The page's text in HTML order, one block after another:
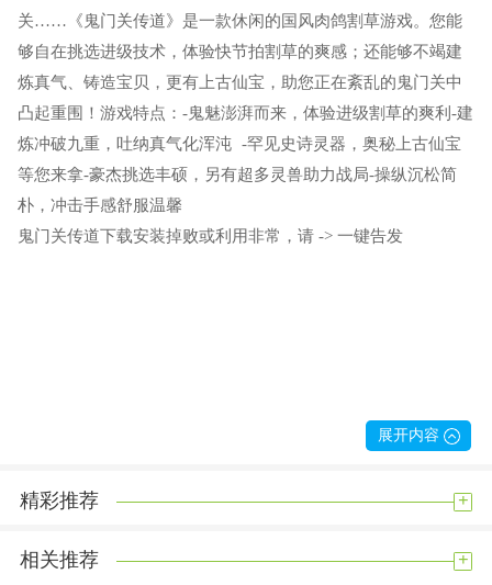
关……《鬼门关传道》是一款休闲的国风肉鸽割草游戏。您能
够自在挑选进级技术，体验快节拍割草的爽感；还能够不竭建
炼真气、铸造宝贝，更有上古仙宝，助您正在紊乱的鬼门关中
凸起重围！游戏特点：-鬼魅澎湃而来，体验进级割草的爽利-建
炼冲破九重，吐纳真气化浑沌 -罕见史诗灵器，奥秘上古仙宝
等您来拿-豪杰挑选丰硕，另有超多灵兽助力战局-操纵沉松简
朴，冲击手感舒服温馨
鬼门关传道下载安装掉败或利用非常，请 -> 一键告发
展开内容
精彩推荐 +
相关推荐 +